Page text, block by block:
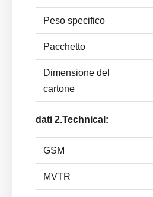
Peso specifico
Pacchetto
Dimensione del
cartone
dati 2.Technical:
GSM
MVTR